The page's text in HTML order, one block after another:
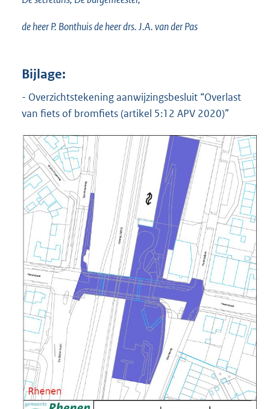
de heer P. Bonthuis de heer drs. J.A. van der Pas
Bijlage:
- Overzichtstekening aanwijzingsbesluit “Overlast
van fiets of bromfiets (artikel 5:12 APV 2020)”